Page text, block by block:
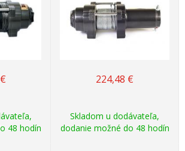
€
48 hodín
224,48 €
Skladom u dodávateľa,
dodanie možné do 48 hodín